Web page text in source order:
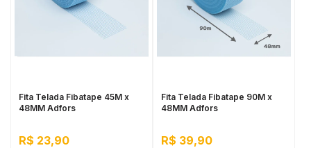
a categoria
Fita Telada Fibatape 45M x
48MM Adfors
R$ 23,90
Fita Telada Fibatape 90M x
48MM Adfors
R$ 39,90